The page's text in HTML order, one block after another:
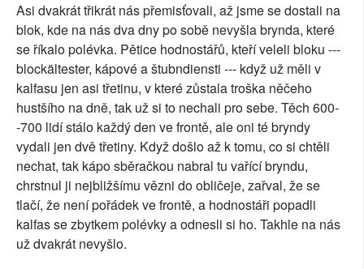
Asi dvakrát třikrát nás přemisťovali, až jsme se dostali na
blok, kde na nás dva dny po sobě nevyšla brynda, které
se říkalo polévka. Pětice hodnostářů, kteří veleli bloku ---
blockältester, kápové a štubndiensti --- když už měli v
kalfasu jen asi třetinu, v které zůstala troška něčeho
hustšího na dně, tak už si to nechali pro sebe. Těch 600-
-700 lidí stálo každý den ve frontě, ale oni té bryndy
vydali jen dvě třetiny. Když došlo až k tomu, co si chtěli
nechat, tak kápo sběračkou nabral tu vařící bryndu,
chrstnul ji nejbližšímu vězni do obličeje, zařval, že se
tlačí, že není pořádek ve frontě, a hodnostáři popadli
kalfas se zbytkem polévky a odnesli si ho. Takhle na nás
už dvakrát nevyšlo.